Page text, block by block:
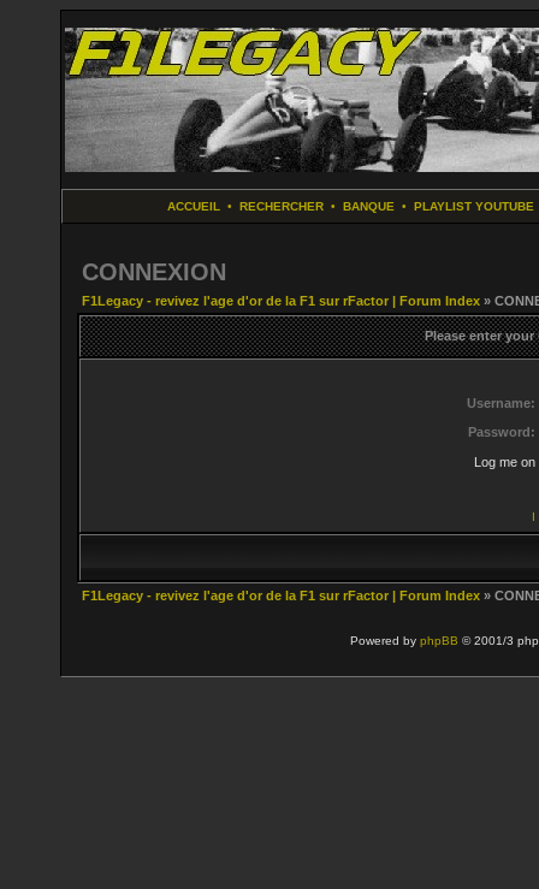
ACCUEIL • RECHERCHER• BANQUE • PLAYLIST YOUTUBE
CONNEXION
F1Legacy - revivez l'age d'or de la F1 sur rFactor | Forum Index »
Please enter
Username:
Password:
Log me
I
F1Legacy - revivez l'age d'or de la F1 sur rFactor | Forum Index »
Powered by phpBB © 2001/3